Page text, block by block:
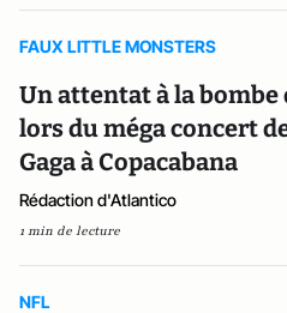
FAUX LITTLE MONSTERS
Un attentat à la bombe
lors du méga concert
Gaga à Copacabana
Rédaction d'Atlantico
1 min de lecture
NFL